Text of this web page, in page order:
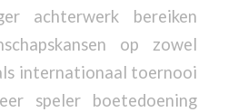
achterwerk bereiken
op zowel
internationaal toernooi
speler boetedoening